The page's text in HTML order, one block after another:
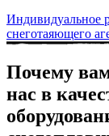
Индивидуальное
снеготаяющего
Почему
нас в